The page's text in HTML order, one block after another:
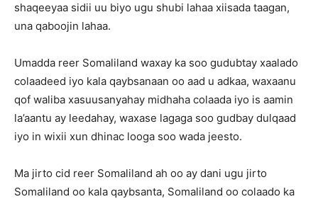
shaqeeyaa sidii uu biyo ugu shubi lahaa xiisada taagan,
una qaboojin lahaa.
Umadda reer Somaliland waxay ka soo gudubtay xaalado
colaadeed iyo kala qaybsanaan oo aad u adkaa, waxaanu
qof waliba xasuusanyahay midhaha colaada iyo is aamin
la’aantu ay leedahay, waxase lagaga soo gudbay dulqaad
iyo in wixii xun dhinac looga soo wada jeesto.
Ma jirto cid reer Somaliland ah oo ay dani ugu jirto
Somaliland oo kala qaybsanta, Somaliland oo colaado ka